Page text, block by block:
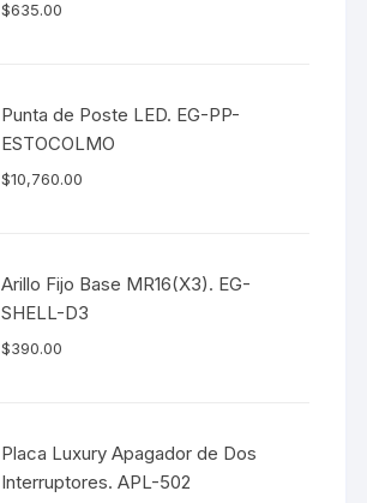
$635.00
Punta de Poste LED. EG-PP-
ESTOCOLMO
$10,760.00
Arillo Fijo Base MR16(X3). EG-
SHELL-D3
$390.00
Placa Luxury Apagador de Dos
Interruptores. APL-502